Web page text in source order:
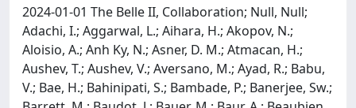
2024-01-01 The Belle II, Collaboration; Null, Null;
Adachi, I.; Aggarwal, L.; Aihara, H.; Akopov, N.;
Aloisio, A.; Anh Ky, N.; Asner, D. M.; Atmacan, H.;
Aushev, T.; Aushev, V.; Aversano, M.; Ayad, R.; Babu,
V.; Bae, H.; Bahinipati, S.; Bambade, P.; Banerjee, Sw.;